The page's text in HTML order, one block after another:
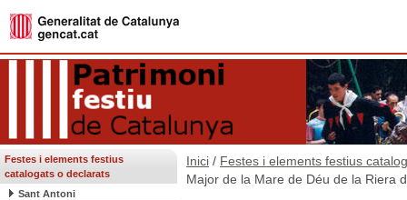
Festes i elements festius
catalogats o declarats
Sant Antoni
Inici / Festes i elements festius
Major de la Mare de Déu de la Riera